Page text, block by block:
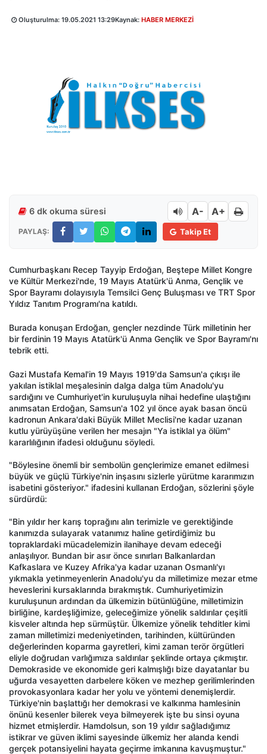
Oluşturulma: 19.05.2021 13:29Kaynak: HABER MERKEZİ
6 dk okuma süresi A- A+
PAYLAŞ: Takip Et
Cumhurbaşkanı Recep Tayyip Erdoğan, Beştepe Millet Kongre
ve Kültür Merkezi'nde, 19 Mayıs Atatürk'ü Anma, Gençlik ve
Spor Bayramı dolayısıyla Temsilci Genç Buluşması ve TRT Spor
Yıldız Tanıtım Programı'na katıldı.
Burada konuşan Erdoğan, gençler nezdinde Türk milletinin her
bir ferdinin 19 Mayıs Atatürk'ü Anma Gençlik ve Spor Bayramı'nı
tebrik etti.
Gazi Mustafa Kemal'in 19 Mayıs 1919'da Samsun'a çıkışı ile
yakılan istiklal meşalesinin dalga dalga tüm Anadolu'yu
sardığını ve Cumhuriyet'in kuruluşuyla nihai hedefine ulaştığını
anımsatan Erdoğan, Samsun'a 102 yıl önce ayak basan öncü
kadronun Ankara'daki Büyük Millet Meclisi'ne kadar uzanan
kutlu yürüyüşüne verilen her mesajın "Ya istiklal ya ölüm"
kararlılığının ifadesi olduğunu söyledi.
"Böylesine önemli bir sembolün gençlerimize emanet edilmesi
büyük ve güçlü Türkiye'nin inşasını sizlerle yürütme kararımızın
isabetini gösteriyor." ifadesini kullanan Erdoğan, sözlerini şöyle
sürdürdü:
"Bin yıldır her karış toprağını alın terimizle ve gerektiğinde
kanımızda sulayarak vatanımız haline getirdiğimiz bu
topraklardaki mücadelemizin ilanihaye devam edeceği
anlaşılıyor. Bundan bir asır önce sınırları Balkanlardan
Kafkaslara ve Kuzey Afrika'ya kadar uzanan Osmanlı'yı
yıkmakla yetinmeyenlerin Anadolu'yu da milletimize mezar etme
heveslerini kursaklarında bırakmıştık. Cumhuriyetimizin
kuruluşunun ardından da ülkemizin bütünlüğüne, milletimizin
birliğine, kardeşliğimize, geleceğimize yönelik saldırılar çeşitli
kisveler altında hep sürmüştür. Ülkemize yönelik tehditler kimi
zaman milletimizi medeniyetinden, tarihinden, kültüründen
değerlerinden koparma gayretleri, kimi zaman terör örgütleri
eliyle doğrudan varlığımıza saldırılar şeklinde ortaya çıkmıştır.
Demokraside ve ekonomide geri kalmışlığı bize dayatanlar bu
uğurda vesayetten darbelere köken ve mezhep gerilimlerinden
provokasyonlara kadar her yolu ve yöntemi denemişlerdir.
Türkiye'nin başlattığı her demokrasi ve kalkınma hamlesinin
önünü kesenler bilerek veya bilmeyerek işte bu sinsi oyuna
hizmet etmişlerdir. Hamdolsun, son 19 yıldır sağladığımız
istikrar ve güven iklimi sayesinde ülkemiz her alanda kendi
gerçek potansiyelini hayata geçirme imkanına kavuşmuştur."